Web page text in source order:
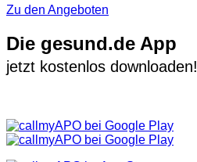
Zu den Angeboten
Die gesund.de App
jetzt kostenlos downloaden!